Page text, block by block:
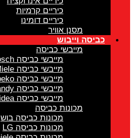
כיריים קרמיות
כיריים דומינו
מסנן אוויר
כביסה וייבוש
מייבשי כביסה
מייבשי כביסה Bosch
מייבשי כביסה Miele
מייבשי כביסה beko
מייבשי כביסה Candy
מייבשי כביסה midea
מכונות כביסה
מכונות כביסה בוש
מכונות כביסה LG